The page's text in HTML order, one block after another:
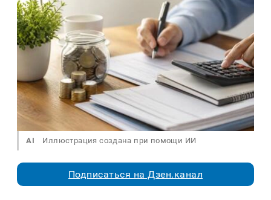
AI Иллюстрация создана при помощи ИИ
Подписаться на Дзен.канал